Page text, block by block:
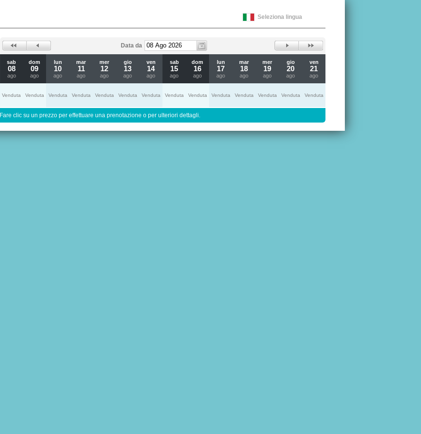
Seleziona lingua
Data da
sab
08
ago
dom
09
ago
lun
10
ago
mar
11
ago
mer
12
ago
gio
13
ago
ven
14
ago
sab
15
ago
dom
16
ago
lun
17
ago
mar
18
ago
mer
19
ago
gio
20
ago
ven
21
ago
Venduta Venduta Venduta Venduta Venduta Venduta Venduta Venduta Venduta Venduta Venduta Venduta Venduta Venduta
Fare clic su un prezzo per effettuare una prenotazione o per ulteriori dettagli.